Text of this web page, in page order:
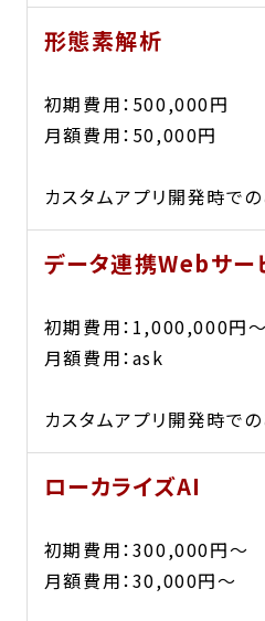
形態素解析
初期費用：500,000円
月額費用：50,000円
カスタムアプリ開発時での
データ連携Webサー
初期費用：1,000,000円〜
月額費用：ask
カスタムアプリ開発時での
ローカライズAI
初期費用：300,000円〜
月額費用：30,000円〜